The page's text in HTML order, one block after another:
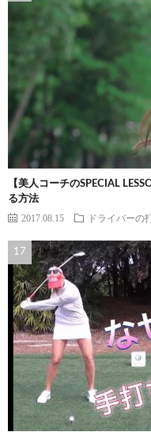
【美人コーチのSPECIAL
る方法
2017.08.15 ドライバーの